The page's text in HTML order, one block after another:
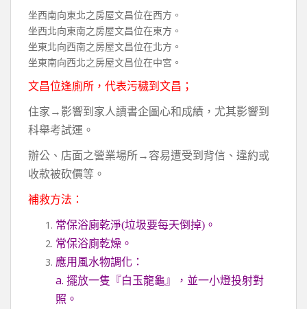
坐西南向東北之房屋文昌位在西方。
坐西北向東南之房屋文昌位在東方。
坐東北向西南之房屋文昌位在北方。
坐東南向西北之房屋文昌位在中宮。
文昌位逢廁所，代表污穢到文昌；
住家→影響到家人讀書企圖心和成績，尤其影響到
科舉考試運。
辦公、店面之營業場所→容易遭受到背信、違約或
收款被砍價等。
補救方法：
常保浴廁乾淨(垃圾要每天倒掉) 。
常保浴廁乾燥。
應用風水物調化：
a. 擺放一隻『白玉龍龜』，並一小燈投射對
照。